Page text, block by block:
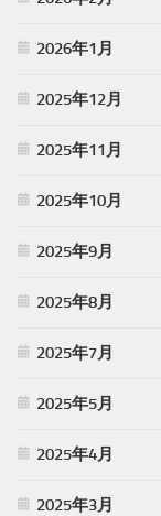
2026年1月
2025年12月
2025年11月
2025年10月
2025年9月
2025年8月
2025年7月
2025年5月
2025年4月
2025年3月